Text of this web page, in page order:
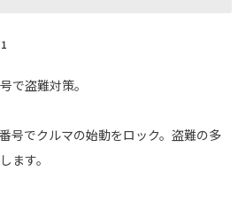
で盗難対策。
号でクルマの始動をロック。盗難の多
ます。